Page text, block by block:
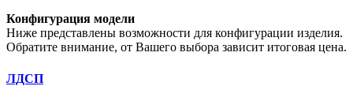
Конфигурация модели
Ниже представлены возможности для конфигурации изделия.
Обратите внимание, от Вашего выбора зависит итоговая цена.
ЛДСП